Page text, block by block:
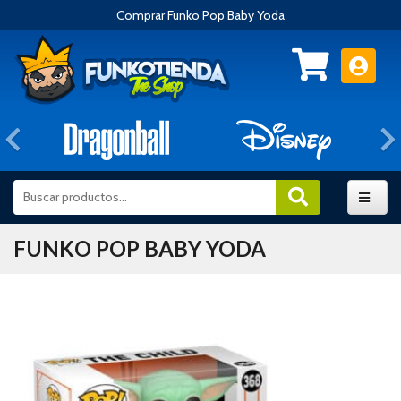
Comprar Funko Pop Baby Yoda
Anterior
FUNKO POP BABY YODA